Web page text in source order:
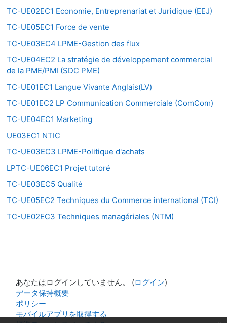
TC-UE02EC1 Economie, Entreprenariat et Juridique (EEJ)
TC-UE05EC1 Force de vente
TC-UE03EC4 LPME-Gestion des flux
TC-UE04EC2 La stratégie de développement commercial
de la PME/PMI (SDC PME)
TC-UE01EC1 Langue Vivante Anglais(LV)
TC-UE01EC2 LP Communication Commerciale (ComCom)
TC-UE04EC1 Marketing
UE03EC1 NTIC
TC-UE03EC3 LPME-Politique d'achats
LPTC-UE06EC1 Projet tutoré
TC-UE03EC5 Qualité
TC-UE05EC2 Techniques du Commerce international (TCI)
TC-UE02EC3 Techniques managériales (NTM)
あなたはログインしていません。 (ログイン)
データ保持概要
ポリシー
モバイルアプリを取得する